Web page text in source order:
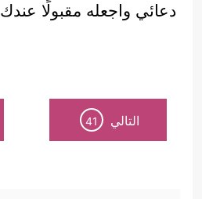
دعائي واجعله مقبولًا عندك
التالي 41